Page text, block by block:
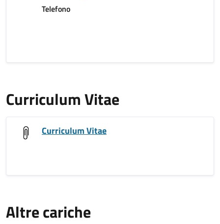
Telefono
Curriculum Vitae
Curriculum Vitae
Altre cariche